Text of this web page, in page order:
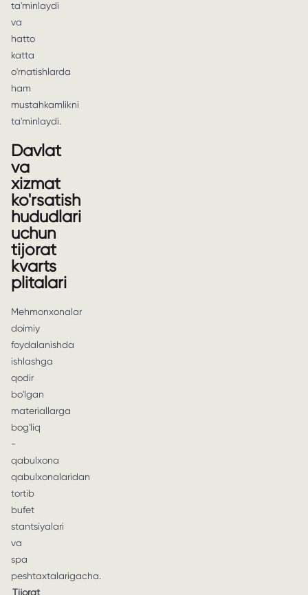
ta'minlaydi
va
hatto
katta
o'rnatishlarda
ham
mustahkamlikni
ta'minlaydi.
Davlat
va
xizmat
ko'rsatish
hududlari
uchun
tijorat
kvarts
plitalari
Mehmonxonalar
doimiy
foydalanishda
ishlashga
qodir
bo'lgan
materiallarga
bog'liq
-
qabulxona
qabulxonalaridan
tortib
bufet
stantsiyalari
va
spa
peshtaxtalarigacha.
Tijorat